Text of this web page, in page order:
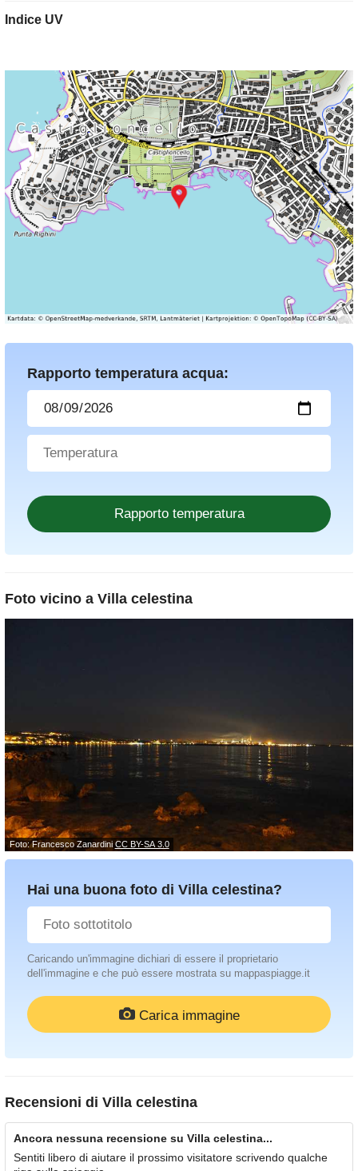
Indice UV
Rapporto temperatura acqua:
Foto vicino a Villa celestina
Foto: Francesco Zanardini CC BY-SA 3.0
Hai una buona foto di Villa celestina?
Caricando un'immagine dichiari di essere il proprietario
dell'immagine e che può essere mostrata su mappaspiagge.it
Carica immagine
Recensioni di Villa celestina
Ancora nessuna recensione su Villa celestina...
Sentiti libero di aiutare il prossimo visitatore scrivendo qualche